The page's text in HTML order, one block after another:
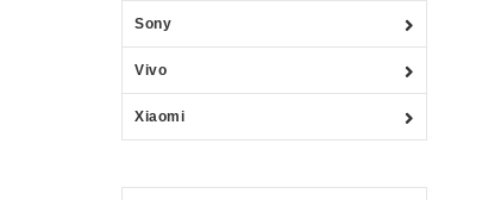
Sony
Vivo
Xiaomi